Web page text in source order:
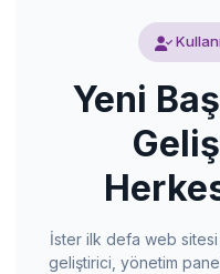
Yeni
İster ilk defa web
geliştirici, yönetim